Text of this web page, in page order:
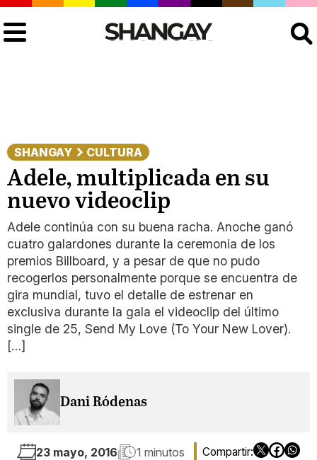
SHANGAY CULTURA
Adele, multiplicada en su
nuevo videoclip
Adele continúa con su buena racha. Anoche ganó
cuatro galardones durante la ceremonia de los
premios Billboard, y a pesar de que no pudo
recogerlos personalmente porque se encuentra de
gira mundial, tuvo el detalle de estrenar en
exclusiva durante la gala el videoclip del último
single de 25, Send My Love (To Your New Lover).
[…]
Dani Ródenas
23 mayo, 2016 1 minutos